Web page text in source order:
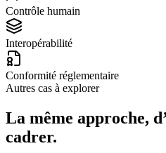
Contrôle humain
Interopérabilité
Conformité réglementaire
Autres cas à explorer
La même approche,
cadrer.